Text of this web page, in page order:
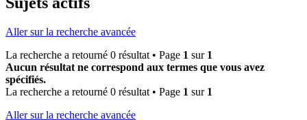
Aller sur la recherche avancée
La recherche a retourné 0 résultat • Page 1 sur 1
Aucun résultat ne correspond aux termes que vous avez
spécifiés.
La recherche a retourné 0 résultat • Page 1 sur 1
Aller sur la recherche avancée